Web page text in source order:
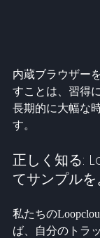
内蔵ブラウザー
すことは、習得
長期的に大幅な
す。
正しく知る:
てサンプル
私たちの
ば、自分のトラ